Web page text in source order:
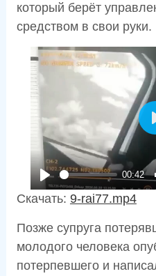
который берёт
средством в свои руки.
P
a
y
00:42
Скачать: 9-rai77.mp4
Позже супруга
молодого человека
потерпевшего и